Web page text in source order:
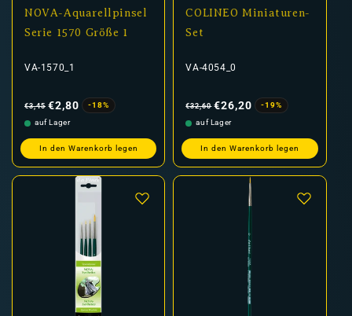
NOVA-Aquarellpinsel
Serie 1570 Größe 1
VA-1570_1
Preis
€3,45 €2,80
-18%
auf Lager
In den Warenkorb legen
COLINEO Miniaturen-
Set
VA-4054_0
Preis
€32,60 €26,20
-19%
auf Lager
In den Warenkorb legen